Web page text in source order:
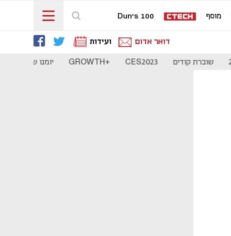
מוסף Dun's 100
דואר אדום ועידות
שוברת קודים CES2023
+GROWTH יומנו של